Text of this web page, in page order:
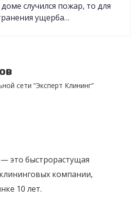
случился пожар, то для
ущерба…
сети “Эксперт Клининг”
— это быстрорастущая
компании,
10 лет.